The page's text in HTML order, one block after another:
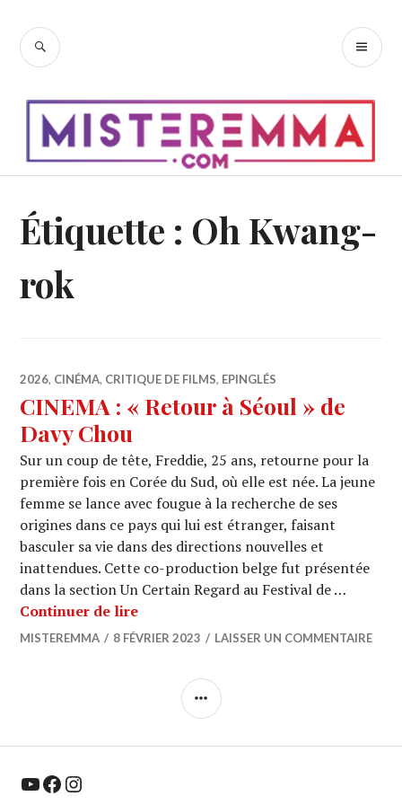
contenu
RECHERCHE
Étiquette : Oh Kwang-
rok
2026, CINÉMA, CRITIQUE DE FILMS, EPINGLÉS
CINEMA : « Retour à Séoul » de
Davy Chou
Sur un coup de tête, Freddie, 25 ans, retourne pour la
première fois en Corée du Sud, où elle est née. La jeune
femme se lance avec fougue à la recherche de ses
origines dans ce pays qui lui est étranger, faisant
basculer sa vie dans des directions nouvelles et
inattendues. Cette co-production belge fut présentée
dans la section Un Certain Regard au Festival de …
Continuer de lireCINEMA : « Retour à Séoul » de Davy
MISTEREMMA 8 FÉVRIER 2023 LAISSER UN COMMENTAIRE
COLONNE
YouTube Facebook Instagram